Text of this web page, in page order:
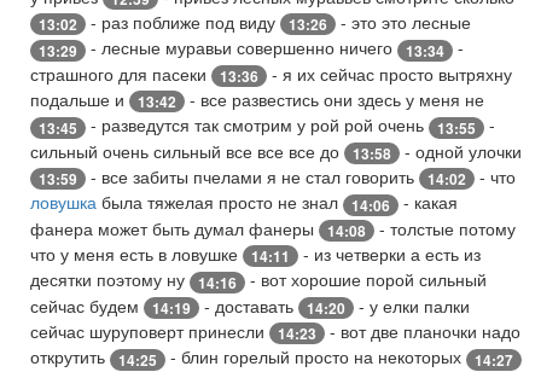
13:02 - раз поближе под виду 13:26 - это это лесные
13:29 - лесные муравьи совершенно ничего 13:34
-
страшного для пасеки
13:36
- я их сейчас просто вытряхну
подальше и
13:42 - все развестись они здесь у меня не
13:45 - разведутся так смотрим у рой рой очень 13:55
-
сильный очень сильный все все все до
13:58 - одной улочки
13:59 - все забиты пчелами я не стал говорить 14:02
- что
ловушка была тяжелая просто не знал 14:06
- какая
фанера может быть думал фанеры
14:08
- толстые потому
что у меня есть в ловушке
14:11
- из четверки а есть из
десятки поэтому ну
14:16
- вот хорошие порой сильный
сейчас будем
14:19 - доставать 14:20
- у елки палки
сейчас шуруповерт принесли
14:23
- вот две планочки надо
открутить
14:25 - блин горелый просто на некоторых 14:27